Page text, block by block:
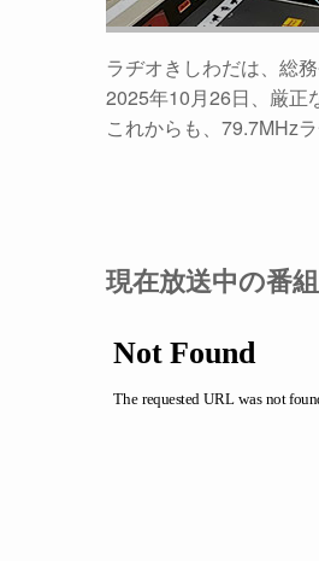
ラヂオきしわだは、総
2025年10月26日、厳正
これからも、79.7MHz
現在放送中の番組